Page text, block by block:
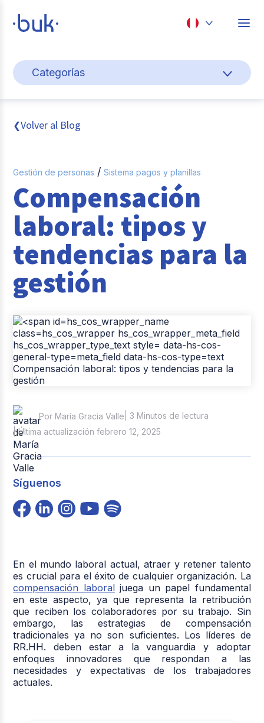
Perú
Categorías
Gestión de personas
Cultura y bienestar laboral
Sistema pagos y planillas
Entrevistas
Buk
Reclutamiento y selección de personal
Casos de éxito
Columna del Experto
Pago de nómina
Reclutamiento y Selección
❮Volver al Blog
Gestión de personas /Sistema pagos y planillas
Compensación
laboral: tipos y
tendencias para la
gestión
Por María Gracia Valle | 3 Minutos de lectura
| Última actualización febrero 12, 2025
Síguenos
En el mundo laboral actual, atraer y retener talento
es crucial para el éxito de cualquier organización. La
compensación laboraljuega un papel fundamental
en este aspecto, ya que representa la retribución
que reciben los colaboradores por su trabajo. Sin
embargo, las estrategias de compensación
tradicionales ya no son suficientes. Los líderes de
RR.HH. deben estar a la vanguardia y adoptar
enfoques innovadores que respondan a las
necesidades y expectativas de los trabajadores
actuales.